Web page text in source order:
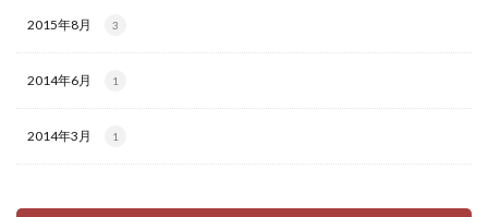
2015年8月 3
2014年6月 1
2014年3月 1